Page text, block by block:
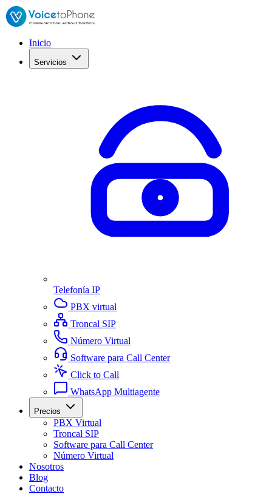
Inicio
Servicios
Telefonía IP
PBX virtual
Troncal SIP
Número Virtual
Software para Call Center
Click to Call
WhatsApp Multiagente
Precios
PBX Virtual
Troncal SIP
Software para Call Center
Número Virtual
Nosotros
Blog
Contacto